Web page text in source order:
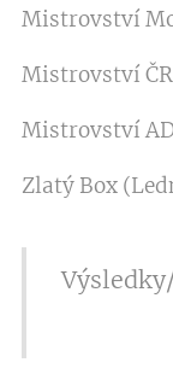
Mistrovství
Mistrovství
Mistrovství
Zlatý Box